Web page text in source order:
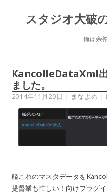
スタジオ大破
俺は余
KancolleDataXml出
ました。
2014年11月20日 | まなよめ |
艦これのマスタデータを
提督業も忙しい！向けプラグイ